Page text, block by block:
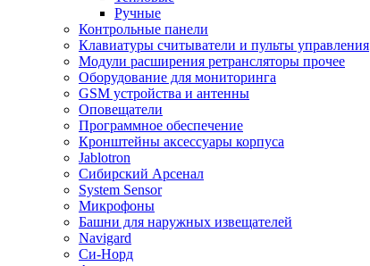
Ручные
Контрольные панели
Клавиатуры считыватели и пульты управления
Модули расширения ретрансляторы прочее
Оборудование для мониторинга
GSM устройства и антенны
Оповещатели
Программное обеспечение
Кронштейны аксессуары корпуса
Jablotron
Сибирский Арсенал
System Sensor
Микрофоны
Башни для наружных извещателей
Navigard
Си-Норд